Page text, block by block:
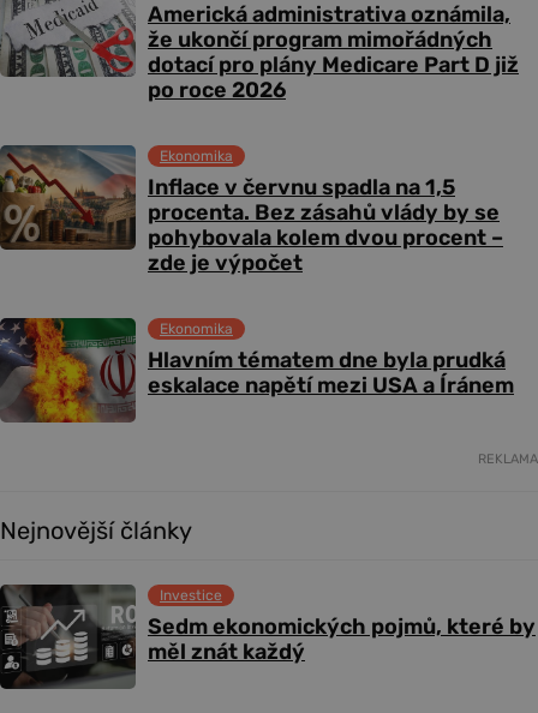
Americká administrativa oznámila,
že ukončí program mimořádných
dotací pro plány Medicare Part D již
po roce 2026
Inflace v červnu spadla na 1,5
procenta. Bez zásahů vlády by se
pohybovala kolem dvou procent –
zde je výpočet
Ekonomika
Hlavním tématem dne byla prudká
eskalace napětí mezi USA a Íránem
Ekonomika
REKLAMA
Nejnovější články
Sedm ekonomických pojmů, které by
měl znát každý
Investice